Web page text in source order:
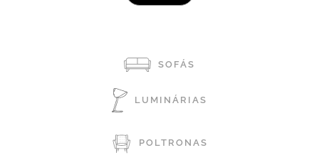
SOFÁS
LUMINÁRIAS
POLTRONAS